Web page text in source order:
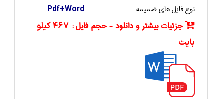
نوع فایل های ضمیمه Pdf+Word
جزئیات بیشتر و دانلود - حجم فایل :
467 کیلو
بایت